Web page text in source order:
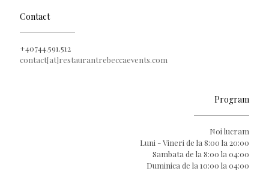
Contact
+40744.591.512
contact[at]restaurantrebeccaevents.com
Program
Noi lucram
Luni - Vineri de la 8:00 la 20:00
Sambata de la 8:00 la 04:00
Duminica de la 10:00 la 04:00